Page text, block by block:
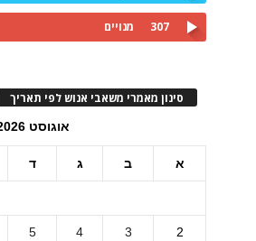
307 מנויים
סינון מאמרי משאבי אנוש לפי תאריך
אוגוסט 2026
א ב ג ד
2
3
4
5